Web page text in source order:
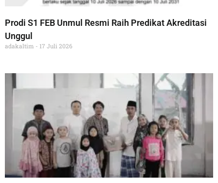
Prodi S1 FEB Unmul Resmi Raih Predikat Akreditasi
Unggul
adakaltim 17 Juli 2026